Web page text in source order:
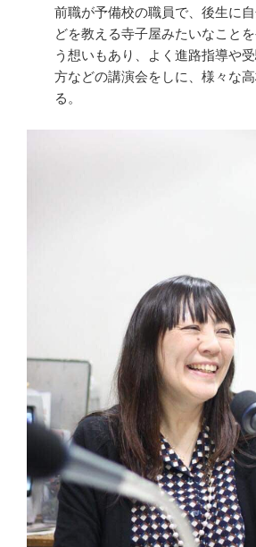
前職が予備校の職員で、後生に
どを教える寺子屋みたいなこと
う想いもあり、よく進路指導や
方などの講演会をしに、様々な
る。